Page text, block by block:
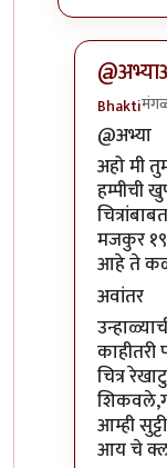
Bhakti
In reply to
@अभ्या
अहो मी
हम्पीची
मजकुर
आहे ते
अवांतर
चित्र
आम्ही
आय चे